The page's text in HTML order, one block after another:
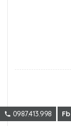
0987.413.998 Fb